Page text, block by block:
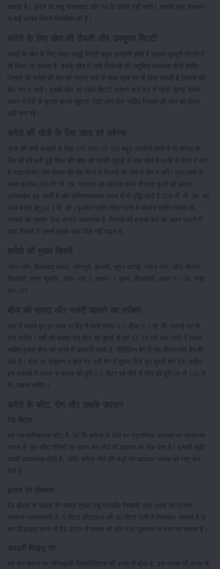
आतंक है। करेले को पशु कड़वाहट और गंध के चलते नहीं खाते। इसकी पूसा संस्थान
ने कई उन्नत किस्में विकसित की हैं।
करेले के खेत के लिए दोमट बलुई मिटटी बहुत उपयोगी होती है इसको भुरभुरी मिटटी में
भी किया जा सकता है. इसके खेत में पानी निकासी की समुचित व्यवस्था होनी चाहिए
जिससे की करेले की बेल को पर्याप्त नमी के साथ सूखे का भी होना जरूरी है.जिससे की
बेल गल न जाये। इसके खेत को पहले मिटटी पलटने वाले हल से गहरी जुताई करके
ऊपर से हेरों से जुताई करके सुहागा/ पाटा लगा देना चाहिए जिससे की खेत का लेवल
सही बना रहे।
जैसा की सभी फसलों के लिए सादी गोबर की खाद बहुत उपयोगी होती है तो करेला के
लिए भी हमें बनी हुई गोबर की खाद को पहली जुताई के बाद खेत में अच्छे से मिला दें बाद
में नाइट्रोजन और दीमक की दवा मिला दें जिससे की पौधे में रोग न लगे। फूल आने के
समय इथरेल 250 पी. पी. एम. सांद्रता का उपयोग करने से मादा फूलों की संख्या
अपेक्षाकृत बढ़ जाती है,और परिणामस्वरूप उपज में भी वृद्धि होती है.250 पी. पी. एम. का
घोल बनाने हेतु (0.5 मी. ली.) इथरेल प्रति लीटर पानी में घोलना चाहिए करेले की
फसलों को सहारा देना अत्यंत आवश्यक है. जिससे की इसकी बेल को ऊपर चढाने में
मदद मिलती है उससे इसके फल पीले नहीं पड़ते हैं.
ग्रीन लांग, फैजाबाद स्माल, जोनपुरी, झलारी, सुपर कटाई, सफ़ेद लांग, ऑल सीजन,
हिरकारी, भाग्य सुरूचि , मेघा –एफ 1, वरून –1 पूनम, तीजारावी, अमन नं.- 24, नन्हा
क्र.–13
खेत में बनाये हुए हर थाल या बैड में चारों तरफ 4–5 बीज 2–3 से. मी. गहराई पर बो
देना चाहिए। गर्मी की फसल हेतु बीज को बुवाई से पूर्व 12–18 घंटे तक पानी में रखना
चाहिए इससे बीज को उगने में आसानी रहती है. पौलिथिन बैग में एक बीज/प्रति बैग ही
बोते है। बीज का अंकुरण न होने पर उसी बैग में दूसरा बीज पुन बुवाई कर देना चाहिए.
इन फसलों में कतार से कतार की दूरी 1.5 मीटर एवं पौधे से पौधे की दूरी 60 से 120 से.
मी. रखना चाहिए।
यह एक हानिकारक कीट है, जो कि करेला के पौधे पर प्रारम्भिक अवस्था पर आक्रमण
करता है. यह कीट पत्तियों का भक्षण कर पौधे की बढ़वार को रोक देता है। इसकी सूंडी
काफी खतरनाक होती है, जोकि करेला पौधे की जड़ों को काटकर फसल को नष्ट कर
देती है।
रेड बीटल से करेला की फसल सुरक्षा हेतु पतंजलि निम्बादी कीट रक्षक का प्रयोग
अत्यन्त प्रभावकारी है. 5 लीटर कीटरक्षक को 40 लीटर पानी में मिलाकर, सप्ताह में दो
बार छिड़काव करने से रेड बीटल से फसल को होने वाले नुकसान से बचा जा सकता है।
यह रोग करेला पर एरीसाइफी सिकोरेसिएटम की वजह से होता है. इस कवक की वजह से